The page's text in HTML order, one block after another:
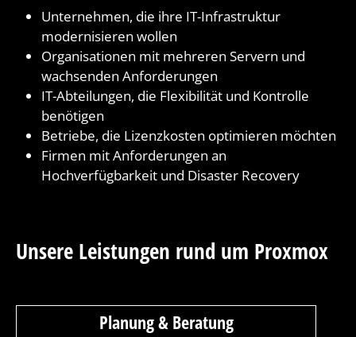
Unternehmen, die ihre IT-Infrastruktur
modernisieren wollen
Organisationen mit mehreren Servern und
wachsenden Anforderungen
IT-Abteilungen, die Flexibilität und Kontrolle
benötigen
Betriebe, die Lizenzkosten optimieren möchten
Firmen mit Anforderungen an
Hochverfügbarkeit und Disaster Recovery
Unsere Leistungen rund um Proxmox
Planung & Beratung